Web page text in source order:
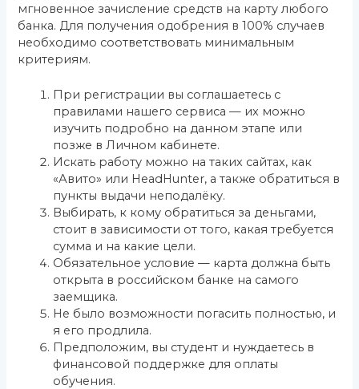
мгновенное зачисление средств на карту любого
банка. Для получения одобрения в 100% случаев
необходимо соответствовать минимальным
критериям.
При регистрации вы соглашаетесь с
правилами нашего сервиса — их можно
изучить подробно на данном этапе или
позже в Личном кабинете.
Искать работу можно на таких сайтах, как
«Авито» или HeadHunter, а также обратиться в
пункты выдачи неподалёку.
Выбирать, к кому обратиться за деньгами,
стоит в зависимости от того, какая требуется
сумма и на какие цели.
Обязательное условие — карта должна быть
открыта в российском банке на самого
заемщика.
Не было возможности погасить полностью, и
я его продлила.
Предположим, вы студент и нуждаетесь в
финансовой поддержке для оплаты
обучения.